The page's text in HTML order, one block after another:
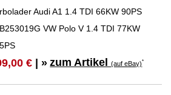
Audi A1 1.4 TDI 66KW 90PS
VW Polo V 1.4 TDI 77KW
€ | » zum Artikel(auf eBay)*